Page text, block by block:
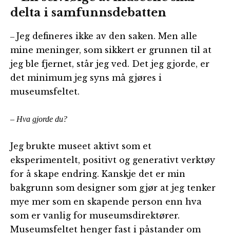
delta i samfunnsdebatten
– Jeg defineres ikke av den saken. Men alle
mine meninger, som sikkert er grunnen til at
jeg ble fjernet, står jeg ved. Det jeg gjorde, er
det minimum jeg syns må gjøres i
museumsfeltet.
– Hva gjorde du?
Jeg brukte museet aktivt som et
eksperimentelt, positivt og generativt verktøy
for å skape endring. Kanskje det er min
bakgrunn som designer som gjør at jeg tenker
mye mer som en skapende person enn hva
som er vanlig for museumsdirektører.
Museumsfeltet henger fast i påstander om